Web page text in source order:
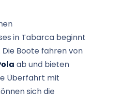
in Tabarca beginnt
Boote fahren von
ab und bieten
Überfahrt mit
sich die